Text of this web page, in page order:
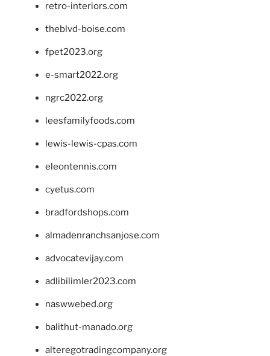
retro-interiors.com
theblvd-boise.com
fpet2023.org
e-smart2022.org
ngrc2022.org
leesfamilyfoods.com
lewis-lewis-cpas.com
eleontennis.com
cyetus.com
bradfordshops.com
almadenranchsanjose.com
advocatevijay.com
adlibilimler2023.com
naswwebed.org
balithut-manado.org
alteregotradingcompany.org